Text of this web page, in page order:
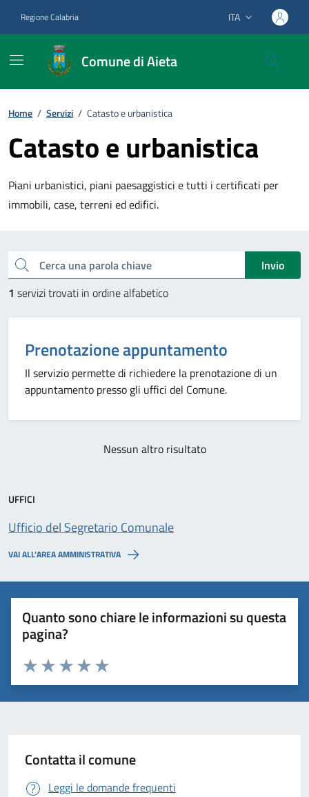
Regione Calabria Lingua attiva:
ITA
Comune di Aieta
Home / Servizi / Catasto e urbanistica
Catasto e urbanistica
Piani urbanistici, piani paesaggistici e tutti i certificati per
immobili, case, terreni ed edifici.
Cerca una parola chiave
Invio
1 servizi trovati in ordine alfabetico
Prenotazione appuntamento
Il servizio permette di richiedere la prenotazione di un
appuntamento presso gli uffici del Comune.
Nessun altro risultato
UFFICI
Ufficio del Segretario Comunale
VAI ALL’AREA AMMINISTRATIVA
Quanto sono chiare le informazioni su questa
pagina?
Valuta 5 stelle su 5
Valuta 4 stelle su 5
Valuta 3 stelle su 5
Valuta 2 stelle su 5
Valuta 1 stelle su 5
Contatta il comune
Leggi le domande frequenti